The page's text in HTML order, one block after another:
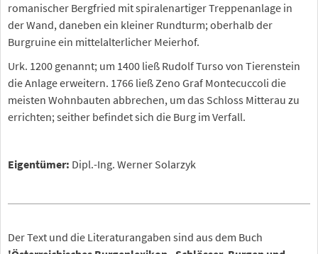
romanischer Bergfried mit spiralenartiger Treppenanlage in
der Wand, daneben ein kleiner Rundturm; oberhalb der
Burgruine ein mittelalterlicher Meierhof.
Urk. 1200 genannt; um 1400 ließ Rudolf Turso von Tierenstein
die Anlage erweitern. 1766 ließ Zeno Graf Montecuccoli die
meisten Wohnbauten abbrechen, um das Schloss Mitterau zu
errichten; seither befindet sich die Burg im Verfall.
Eigentümer: Dipl.-Ing. Werner Solarzyk
Der Text und die Literaturangaben sind aus dem Buch